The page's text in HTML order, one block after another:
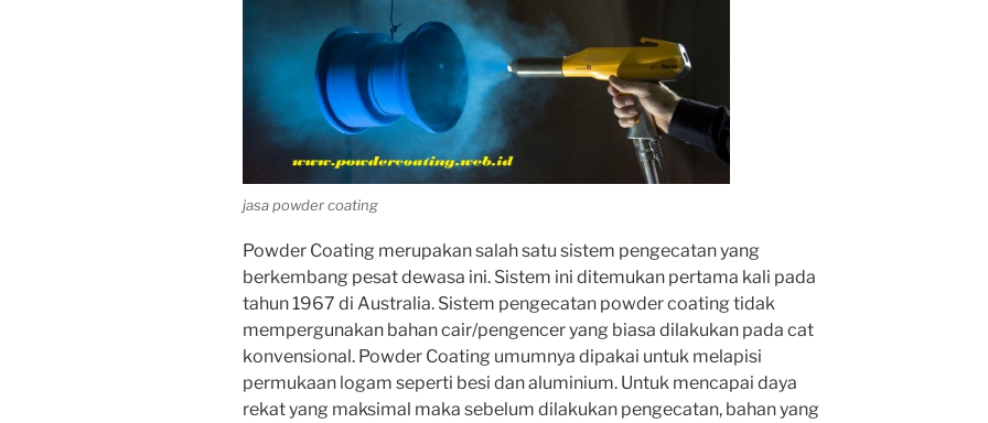
jasa powder coating
Powder Coating merupakan salah satu sistem pengecatan yang
berkembang pesat dewasa ini. Sistem ini ditemukan pertama kali pada
tahun 1967 di Australia. Sistem pengecatan powder coating tidak
mempergunakan bahan cair/pengencer yang biasa dilakukan pada cat
konvensional. Powder Coating umumnya dipakai untuk melapisi
permukaan logam seperti besi dan aluminium. Untuk mencapai daya
rekat yang maksimal maka sebelum dilakukan pengecatan, bahan yang